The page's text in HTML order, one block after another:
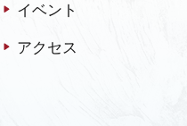
イベント
アクセス